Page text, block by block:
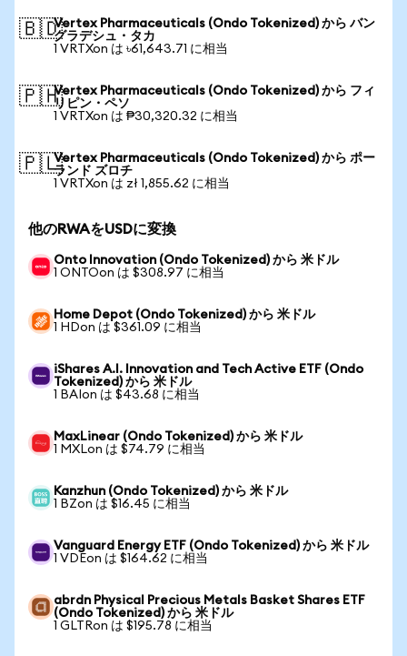
🇧🇩Vertex Pharmaceuticals (Ondo Tokenized) から バン
グラデシュ・タカ
1 VRTXon は ৳61,643.71 に相当
🇵🇭Vertex Pharmaceuticals (Ondo Tokenized) から フィ
リピン・ペソ
1 VRTXon は ₱30,320.32 に相当
🇵🇱Vertex Pharmaceuticals (Ondo Tokenized) から ポー
ランド ズロチ
1 VRTXon は zł 1,855.62 に相当
他のRWAをUSDに変換
Onto Innovation (Ondo Tokenized) から 米ドル
1 ONTOon は $308.97 に相当
Home Depot (Ondo Tokenized) から 米ドル
1 HDon は $361.09 に相当
iShares A.I. Innovation and Tech Active ETF (Ondo
Tokenized) から 米ドル
1 BAIon は $43.68 に相当
MaxLinear (Ondo Tokenized) から 米ドル
1 MXLon は $74.79 に相当
Kanzhun (Ondo Tokenized) から 米ドル
1 BZon は $16.45 に相当
Vanguard Energy ETF (Ondo Tokenized) から 米ドル
1 VDEon は $164.62 に相当
abrdn Physical Precious Metals Basket Shares ETF
(Ondo Tokenized) から 米ドル
1 GLTRon は $195.78 に相当